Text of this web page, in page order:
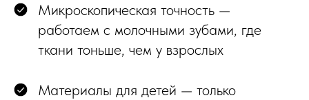
Микроскопическая точность —
работаем с молочными зубами, где
ткани тоньше, чем у взрослых
Материалы для детей — только